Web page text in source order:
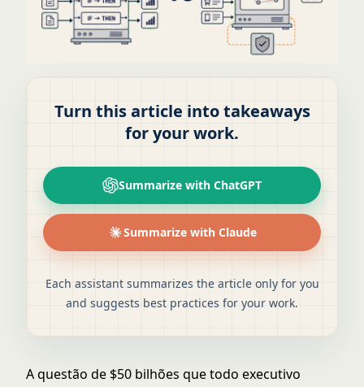
Turn this article into takeaways
for your work.
Summarize with ChatGPT
Summarize with Claude
Each assistant summarizes the article only for you
and suggests best practices for your work.
A questão de $50 bilhões que todo executivo